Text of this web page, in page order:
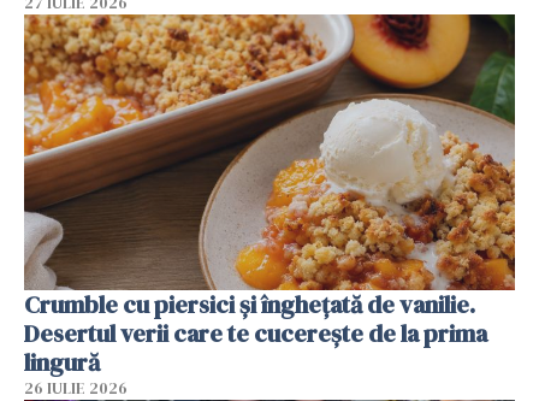
Crumble cu piersici și înghețată de vanilie.
Desertul verii care te cucerește de la prima
lingură
26 IULIE 2026